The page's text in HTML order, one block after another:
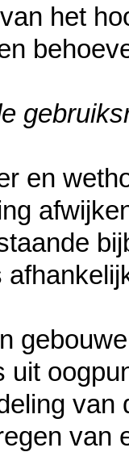
het
en
uit
van
van